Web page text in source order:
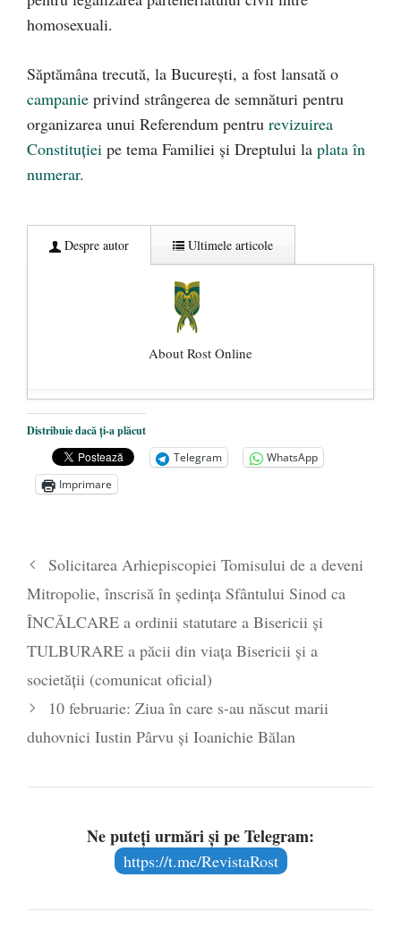
homosexuali.
Săptămâna trecută, la București, a fost lansată o
campanie privind strângerea de semnături pentru
organizarea unui Referendum pentru revizuirea
Constituției pe tema Familiei și Dreptului la plata în
numerar.
Despre autor Ultimele articole
About Rost Online
Dezvăluiri cutremurătoare despre
președintele Ucrainei, Volodymyr
Zelensky
- 13 mai 2026
Statul care servește Națiunea
poetului Octavian Goga, înlăturat din Iași
- 16 aprilie 2026
Distribuie dacă ți-a plăcut
Telegram
WhatsApp
Imprimare
Solicitarea Arhiepiscopiei Tomisului de a deveni
Mitropolie, înscrisă în ședința Sfântului Sinod ca
ÎNCĂLCARE a ordinii statutare a Bisericii şi
TULBURARE a păcii din viața Bisericii și a
societății (comunicat oficial)
10 februarie: Ziua în care s-au născut marii
duhovnici Iustin Pârvu și Ioanichie Bălan
Ne puteți urmări și pe Telegram:
https://t.me/RevistaRost